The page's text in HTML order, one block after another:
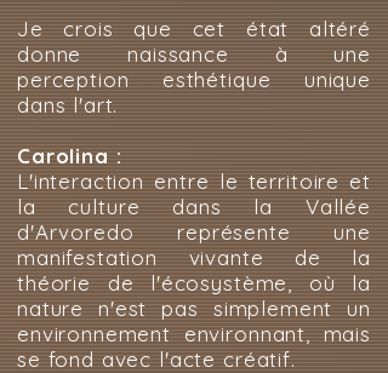
Je crois que cet état altéré
donne naissance à une
perception esthétique unique
dans l'art.
Carolina :
L'interaction entre le territoire et
la culture dans la Vallée
d'Arvoredo représente une
manifestation vivante de la
théorie de l'écosystème, où la
nature n'est pas simplement un
environnement environnant, mais
se fond avec l'acte créatif.